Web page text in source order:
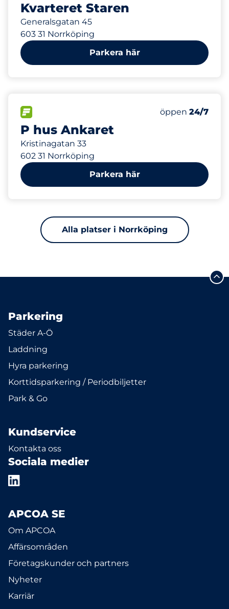
Kvarteret Staren
Generalsgatan 45
603 31 Norrköping
Parkera här
P hus Ankaret
Kristinagatan 33
602 31 Norrköping
Antal
Totalt antal
Torsdag&nbsp
öppen 24/7
493 m
Parkera här
Alla platser i Norrköping
Parkering
Städer A-Ö
Laddning
Hyra parkering
Korttidsparkering / Periodbiljetter
Park & Go
Kundservice
Kontakta oss
Sociala medier
APCOA SE
Om APCOA
Affärsområden
Företagskunder och partners
Nyheter
Karriär